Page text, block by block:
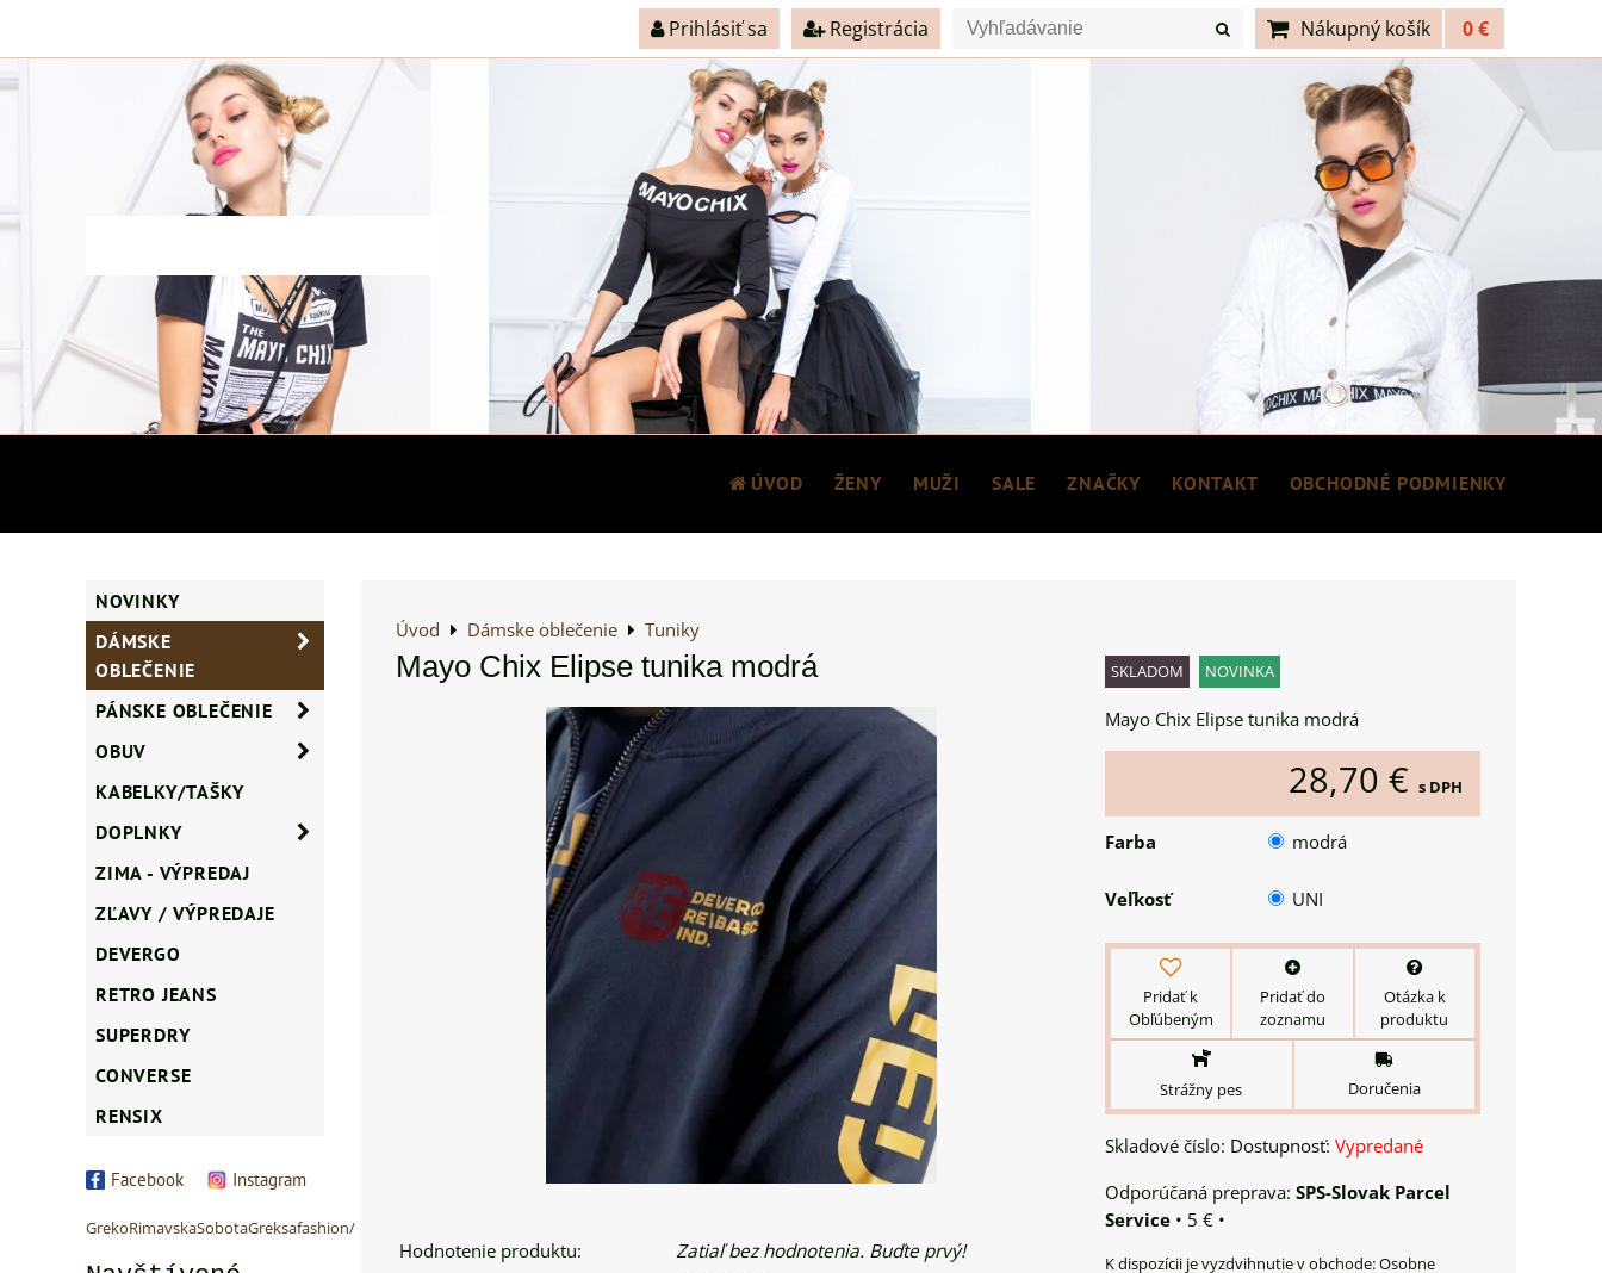
Prihlásiť sa Registrácia Nákupný košík 0 €
ÚVOD ŽENY MUŽI SALE ZNAČKY KONTAKT OBCHODNÉ PODMIENKY
Úvod Dámske oblečenie Tuniky
Mayo Chix Elipse tunika modrá
Hodnotenie produktu:
Zatiaľ bez hodnotenia. Buďte prvý!
SKLADOM NOVINKA
Mayo Chix Elipse tunika modrá
28,70 € s DPH
Farba modrá
Veľkosť UNI
Pridať k
Obľúbeným
Pridať do
zoznamu
Otázka k
produktu
Strážny pes Doručenia
Skladové číslo: Dostupnosť: Vypredané
SPS-Slovak Parcel
Service • 5 € •
Osobne
NOVINKY
DÁMSKE
OBLEČENIE
PÁNSKE OBLEČENIE
OBUV
KABELKY/TAŠKY
DOPLNKY
ZIMA - VÝPREDAJ
ZĽAVY / VÝPREDAJE
DEVERGO
RETRO JEANS
SUPERDRY
CONVERSE
RENSIX
Facebook Instagram
GrekoRimavskaSobotaGreksafashion/